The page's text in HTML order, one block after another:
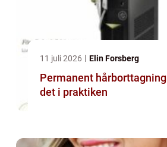
11 juli 2026 Elin Forsberg
Permanent hårborttagning så fungerar
det i praktiken